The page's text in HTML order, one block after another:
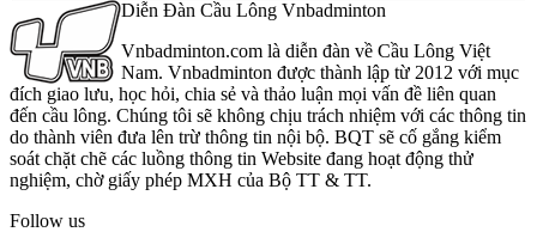
Diễn Đàn Cầu Lông Vnbadminton
Vnbadminton.com là diễn đàn về Cầu Lông Việt
Nam. Vnbadminton được thành lập từ 2012 với mục
đích giao lưu, học hỏi, chia sẻ và thảo luận mọi vấn đề liên quan
đến cầu lông. Chúng tôi sẽ không chịu trách nhiệm với các thông tin
do thành viên đưa lên trừ thông tin nội bộ. BQT sẽ cố gắng kiểm
soát chặt chẽ các luồng thông tin Website đang hoạt động thử
nghiệm, chờ giấy phép MXH của Bộ TT & TT.
Follow us